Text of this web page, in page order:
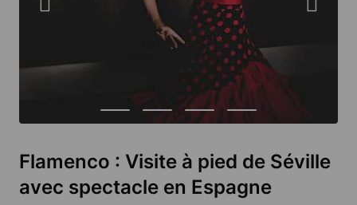
Flamenco : Visite à pied de Séville
avec spectacle en Espagne